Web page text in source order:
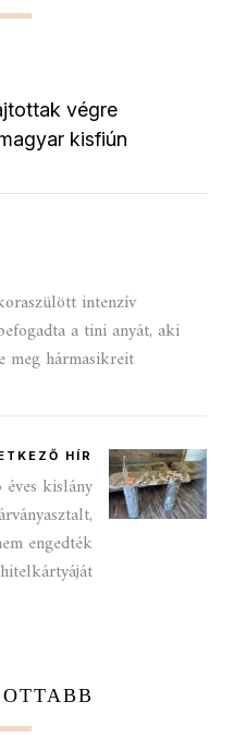
végre
kisfiún
intenzív
a tini anyát, aki
meg hármasikreit
HÍR
kislány
engedték